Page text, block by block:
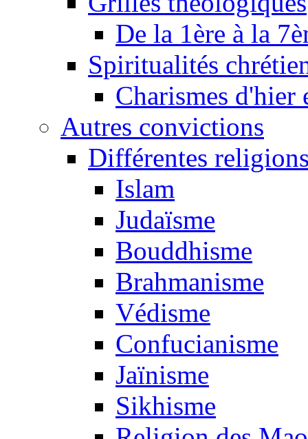
De la 1ère à la
Spiritualités
Charismes
Autres convictions
Différentes
Islam
Judaïsme
Bouddhisme
Brahmanisme
Védisme
Confucianisme
Jaïnisme
Sikhisme